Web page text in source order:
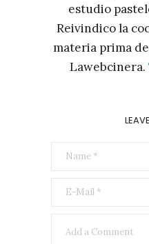
estudio
Reivindico la
materia prima
Lawebcinera.